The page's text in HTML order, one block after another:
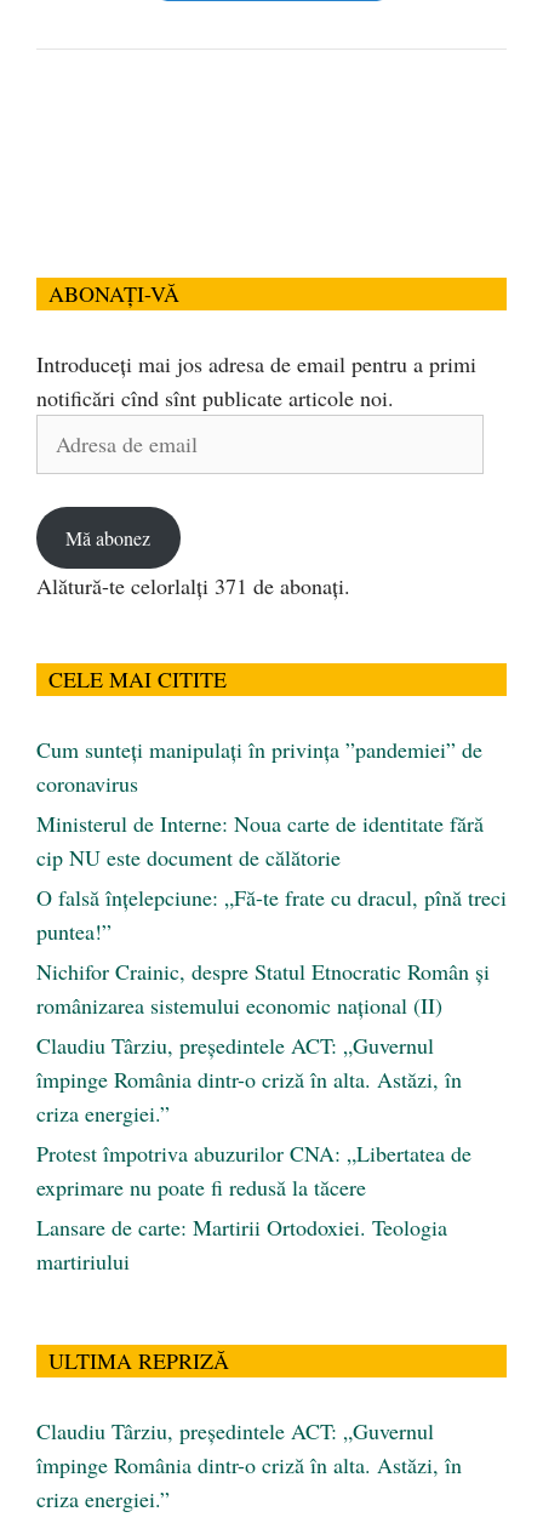
ABONAȚI-VĂ
Introduceți mai jos adresa de email pentru a primi
notificări cînd sînt publicate articole noi.
Adresa
Mă abonez
Alătură-te celorlalți 371 de abonați.
CELE MAI CITITE
Cum sunteți manipulați în privința ”pandemiei” de
coronavirus
Ministerul de Interne: Noua carte de identitate fără
cip NU este document de călătorie
O falsă înțelepciune: „Fă-te frate cu dracul, pînă treci
puntea!”
Nichifor Crainic, despre Statul Etnocratic Român şi
românizarea sistemului economic naţional (II)
Claudiu Târziu, președintele ACT: „Guvernul
împinge România dintr-o criză în alta. Astăzi, în
criza energiei.”
Protest împotriva abuzurilor CNA: „Libertatea de
exprimare nu poate fi redusă la tăcere
Lansare de carte: Martirii Ortodoxiei. Teologia
martiriului
ULTIMA REPRIZĂ
Claudiu Târziu, președintele ACT: „Guvernul
împinge România dintr-o criză în alta. Astăzi, în
criza energiei.”